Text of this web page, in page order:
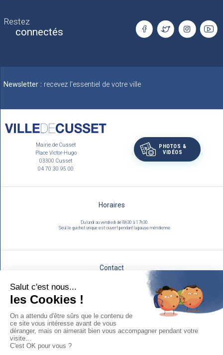
Restez
connectés
Newsletter : recevez l'essentiel de votre ville
Mairie de Cusset
Place Victor-Hugo
03300 Cusset
04 70 30 95 00
PHOTOS &
VIDÉOS
Horaires
Du lundi au vendredi de 8h30 à 17h30.
Seul le guichet unique est ouvert pendant la pause méridienne.
Contact